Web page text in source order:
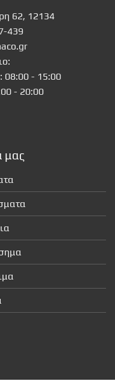
62, 12134
439
08:00 - 15:00
- 20:00
μας